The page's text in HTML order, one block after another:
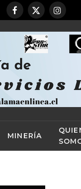
Facebook
X
MINERÍA